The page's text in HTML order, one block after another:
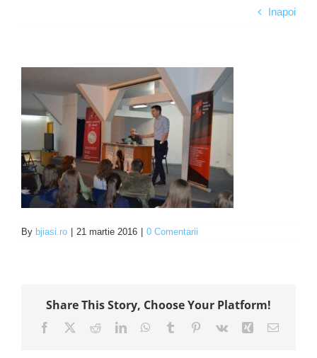
Inapoi
By bjiasi.ro 21 martie 2016 0 Comentarii
Share This Story, Choose Your Platform!
Facebook RedditLinkedInWhatsApp
Tumblr Pinterest
Vk Xing E-